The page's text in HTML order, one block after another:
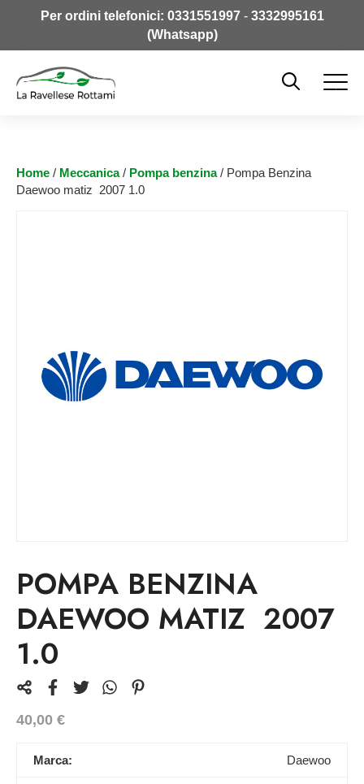
Per ordini telefonici: 0331551997- 3332995161
(Whatsapp)
Home / Meccanica/ Pompa benzina/ Pompa Benzina
Daewoo matiz 2007 1.0
POMPA BENZINA
DAEWOO MATIZ 2007
1.0
40,00 €
Marca: Daewoo